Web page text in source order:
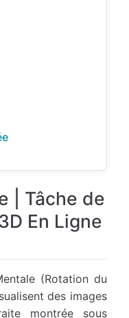
| Tâche de
En Ligne
(Rotation du
des images
montrée sous